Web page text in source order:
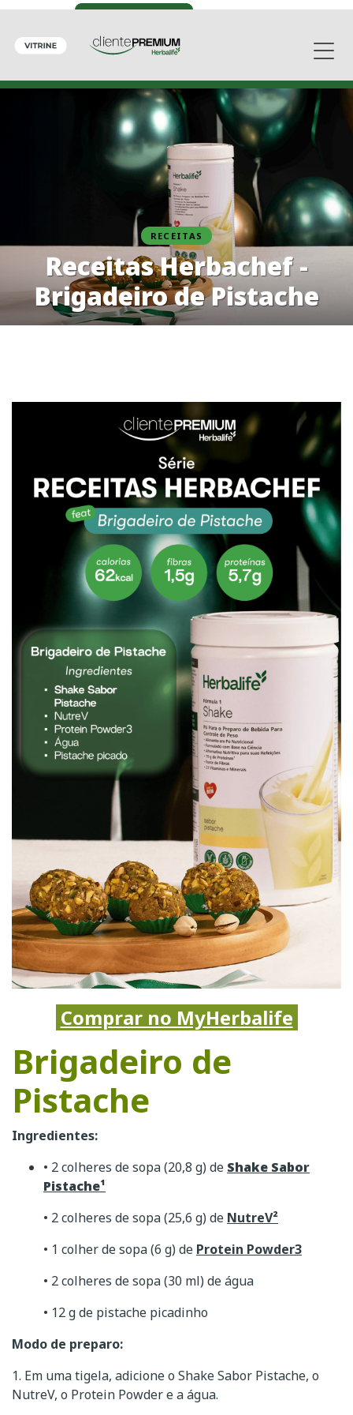
RECEITAS
Receitas Herbachef -
Brigadeiro de Pistache
Comprar no MyHerbalife
Brigadeiro de
Pistache
Ingredientes:
• 2 colheres de sopa (20,8 g) de Shake Sabor
Pistache¹
• 2 colheres de sopa (25,6 g) de NutreV²
• 1 colher de sopa (6 g) de Protein Powder3
• 2 colheres de sopa (30 ml) de água
• 12 g de pistache picadinho
Modo de preparo:
1. Em uma tigela, adicione o Shake Sabor Pistache, o
NutreV, o Protein Powder e a água.